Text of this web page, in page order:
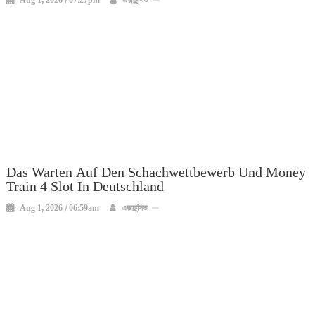
Das Warten Auf Den Schachwettbewerb Und Money
Train 4 Slot In Deutschland
Aug 1, 2026 / 06:59am এক্সক্লুসিভ